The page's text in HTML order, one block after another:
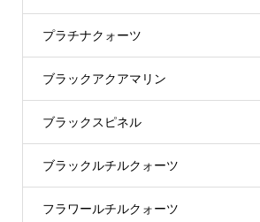
プラチナクォーツ
ブラックアクアマリン
ブラックスピネル
ブラックルチルクォーツ
フラワールチルクォーツ